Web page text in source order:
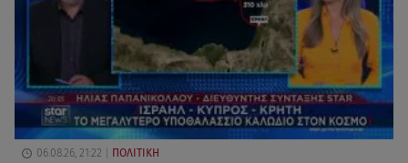
06.08.26, 21:22 ΠΟΛΙΤΙΚΗ